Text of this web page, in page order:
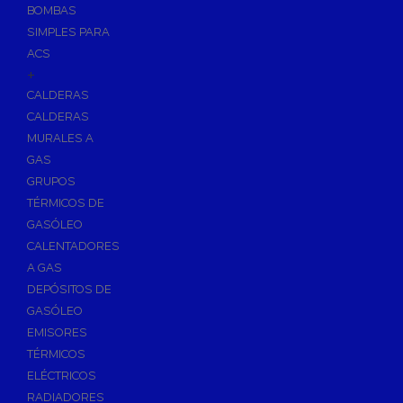
Sumideros para Piscinas
Accesorios para Piscinas
Productos Químicos para Piscinas
Reguladores de PH
Antialgas para Piscinas
Floculante para Piscinas
Cloro para Piscinas
Desinfección de Piscinas sin Cloro
Invernaje de Piscinas
Limpiadores de Piscinas
Kits Analizadores
Dosificadores
Riego, Jardín y Fuentes
BOMBAS
SIMPLES PARA
ACS
+
CALDERAS
CALDERAS
MURALES A
GAS
GRUPOS
TÉRMICOS DE
GASÓLEO
CALENTADORES
A GAS
DEPÓSITOS DE
GASÓLEO
EMISORES
TÉRMICOS
ELÉCTRICOS
RADIADORES